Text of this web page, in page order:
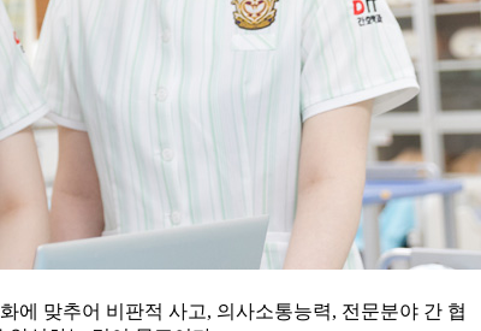
에 맞추어 비판적 사고, 의사소통능력, 전문분야 간 협